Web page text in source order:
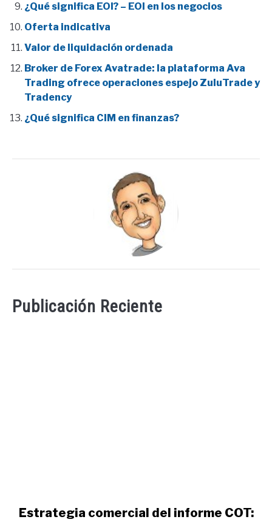
¿Qué significa EOI? – EOI en los negocios
Oferta indicativa
Valor de liquidación ordenada
Broker de Forex Avatrade: la plataforma Ava
Trading ofrece operaciones espejo ZuluTrade y
Tradency
¿Qué significa CIM en finanzas?
Publicación Reciente
link
Estrategia comercial del informe COT: